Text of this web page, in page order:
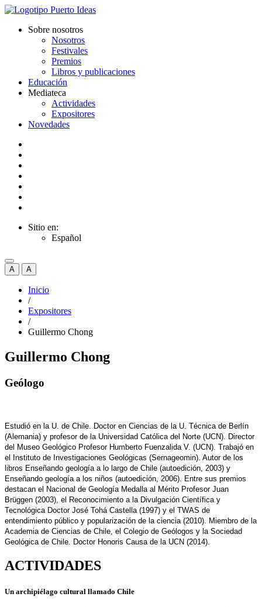
Sobre nosotros
Nosotros
Festivales
Premios
Libros y publicaciones
Educación
Mediateca
Actividades
Expositores
Novedades
Sitio en:
Español
A A
Inicio
/
Expositores
/
Guillermo Chong
Guillermo Chong
Geólogo
Estudió en la U. de Chile. Doctor en Ciencias de la U. Técnica de Berlín
(Alemania) y profesor de la Universidad Católica del Norte (UCN). Director
del Museo Geológico Profesor Humberto Fuenzalida V. (UCN). Trabajó en
el Instituto de Investigaciones Geológicas (Sernageomin). Autor de los
libros Enseñando geología a lo largo de Chile (autoedición, 2003) y
Enseñando geología a los niños (autoedición, 2006). Entre sus premios
destacan el Nacional de Geología Medalla al Mérito Profesor Juan
Brüggen (2003), el Reconocimiento a la Divulgación Científica y
Tecnológica Doctor José Tohá Castella (1997) y el TWAS de
entendimiento público y popularización de la ciencia (2010). Miembro de la
Academia de Ciencias de Chile, el Colegio de Geólogos y la Sociedad
Geológica de Chile. Doctor Honoris Causa de la UCN (2014).
ACTIVIDADES
Un archipiélago cultural llamado Chile